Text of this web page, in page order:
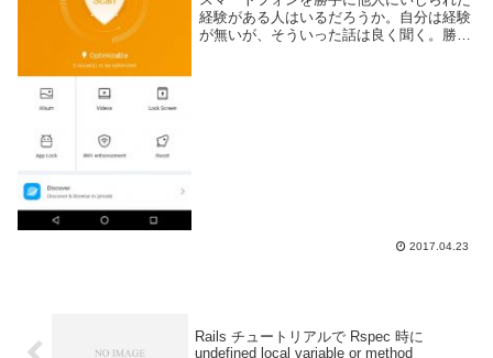
経験がある人はいるだろうか。自分は経験
が無いが、そういった話は良く聞く。勝手
2017.04.23
Rails チュートリアルで Rspec 時に
undefined local variable or method